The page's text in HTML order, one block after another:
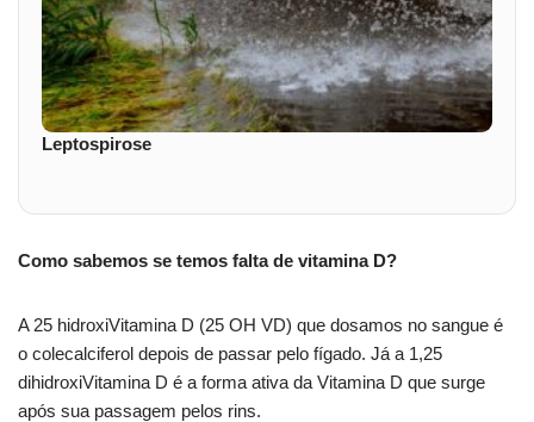
Leptospirose
Como sabemos se temos falta de vitamina D?
A 25 hidroxiVitamina D (25 OH VD) que dosamos no sangue é
o colecalciferol depois de passar pelo fígado. Já a 1,25
dihidroxiVitamina D é a forma ativa da Vitamina D que surge
após sua passagem pelos rins.